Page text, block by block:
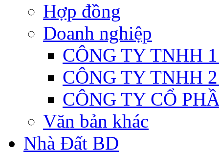
Hợp đồng
Doanh nghiệp
CÔNG TY TNHH
CÔNG TY TNHH
CÔNG TY CỔ
Văn bản khác
Nhà Đất BD